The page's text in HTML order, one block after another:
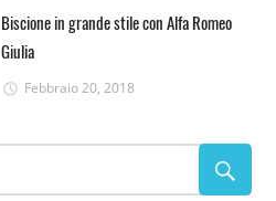
Biscione in grande stile con Alfa Romeo
Giulia
Febbraio 20, 2018